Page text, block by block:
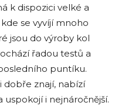
k dispozici velké a
se vyvíjí mnoho
jsou do výroby kol
řadou testů a
puntíku.
dobře znají, nabízí
uspokojí i nejnáročnější.